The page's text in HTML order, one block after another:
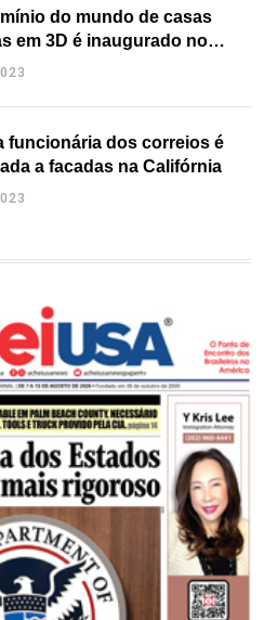
do mundo de casas
em 3D é inaugurado no
funcionária dos correios é
a facadas na Califórnia